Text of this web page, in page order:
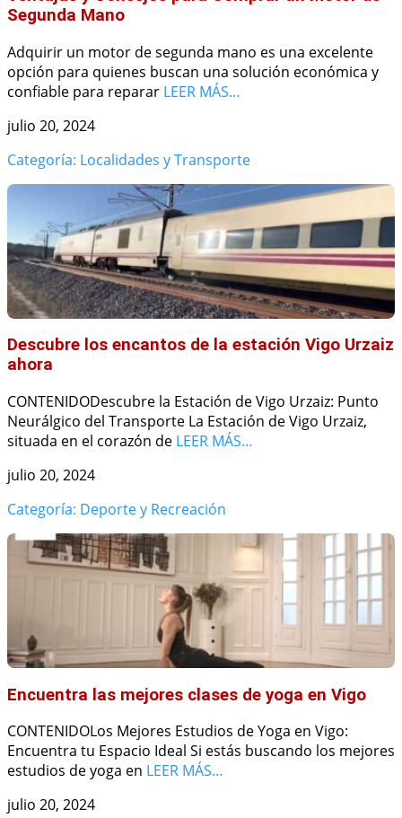
Segunda Mano
Adquirir un motor de segunda mano es una excelente
opción para quienes buscan una solución económica y
confiable para reparar LEER MÁS…
julio 20, 2024
Categoría: Localidades y Transporte
Descubre los encantos de la estación Vigo Urzaiz
ahora
CONTENIDODescubre la Estación de Vigo Urzaiz: Punto
Neurálgico del Transporte La Estación de Vigo Urzaiz,
situada en el corazón de LEER MÁS…
julio 20, 2024
Categoría: Deporte y Recreación
Encuentra las mejores clases de yoga en Vigo
CONTENIDOLos Mejores Estudios de Yoga en Vigo:
Encuentra tu Espacio Ideal Si estás buscando los mejores
estudios de yoga en LEER MÁS…
julio 20, 2024